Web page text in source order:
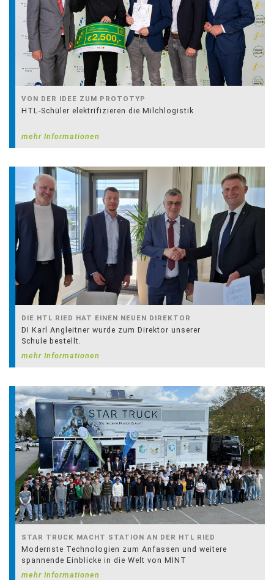
VON DER IDEE ZUM PROTOTYP
HTL-Schüler elektrifizieren die Milchlogistik
mehr Informationen
DIE HTL RIED HAT EINEN NEUEN DIREKTOR
DI Karl Angleitner wurde zum Direktor unserer
Schule bestellt.
mehr Informationen
STAR TRUCK MACHT STATION AN DER HTL RIED
Modernste Technologien zum Anfassen und weitere
spannende Einblicke in die Welt von MINT
mehr Informationen